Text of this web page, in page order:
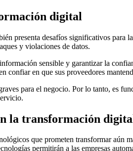
digital
presenta desafíos significativos
y violaciones de datos.
sensible y garantizar la
confiar en que sus proveedores
para el negocio. Por lo tanto, es
la transformación
que prometen transformar aún
permitirán a las empresas